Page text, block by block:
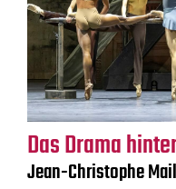
Das Drama
Jean-Christophe